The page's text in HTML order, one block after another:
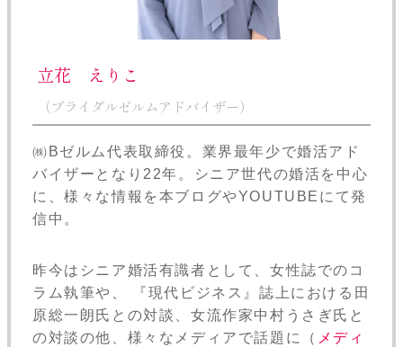
立花 えりこ
（ブライダルゼルムアドバイザー）
㈱Bゼルム代表取締役。業界最年少で婚活アド
バイザーとなり22年。シニア世代の婚活を中心
に、様々な情報を本ブログやYOUTUBEにて発
信中。
昨今はシニア婚活有識者として、女性誌でのコ
ラム執筆や、 『現代ビジネス』誌上における田
原総一朗氏との対談、女流作家中村うさぎ氏と
の対談の他、様々なメディアで話題に（ メディ